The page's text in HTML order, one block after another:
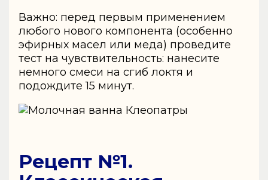
Важно: перед первым применением
любого нового компонента (особенно
эфирных масел или меда) проведите
тест на чувствительность: нанесите
немного смеси на сгиб локтя и
подождите 15 минут.
Рецепт №1.